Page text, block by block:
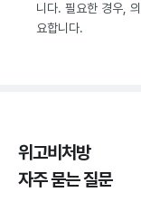
니다. 필요한 경우,
요합니다.
위고비처방
자주 묻는 질문